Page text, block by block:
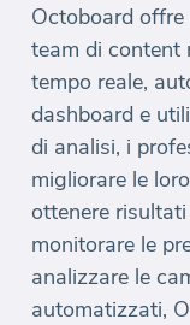
Octoboard
team di content
tempo reale,
dashboard e
di analisi, i
migliorare le
ottenere
monitorare le
analizzare le
automatizzati,